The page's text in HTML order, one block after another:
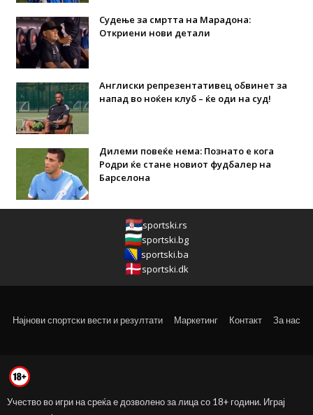
Судење за смртта на Марадона:
Откриени нови детали
Англиски репрезентативец обвинет за
напад во ноќен клуб – ќе оди на суд!
Дилеми повеќе нема: Познато е кога
Родри ќе стане новиот фудбалер на
Барселона
sportski.rs
sportski.bg
sportski.ba
sportski.dk
Најнови спортски вести и резултати Маркетинг Контакт За нас
Учество во игри на среќа е дозволено за лица со 18+ години. Играј